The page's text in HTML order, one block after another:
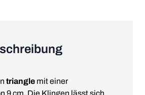
triangle mit einer
9 cm. Die Klingen lässt sich